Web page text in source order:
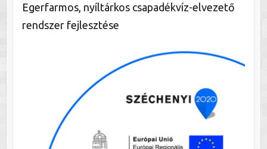
Egerfarmos, nyíltárkos csapadékvíz-elvezető
rendszer fejlesztése